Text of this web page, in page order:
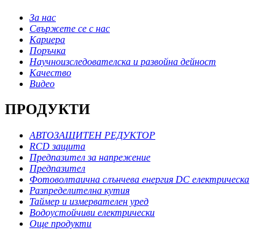
За нас
Свържете се с нас
Кариера
Поръчка
Научноизследователска и развойна дейност
Качество
Видео
ПРОДУКТИ
АВТОЗАЩИТЕН РЕДУКТОР
RCD защита
Предпазител за напрежение
Предпазител
Фотоволтаична слънчева енергия DC електрическа
Разпределителна кутия
Таймер и измервателен уред
Водоустойчиви електрически
Още продукти